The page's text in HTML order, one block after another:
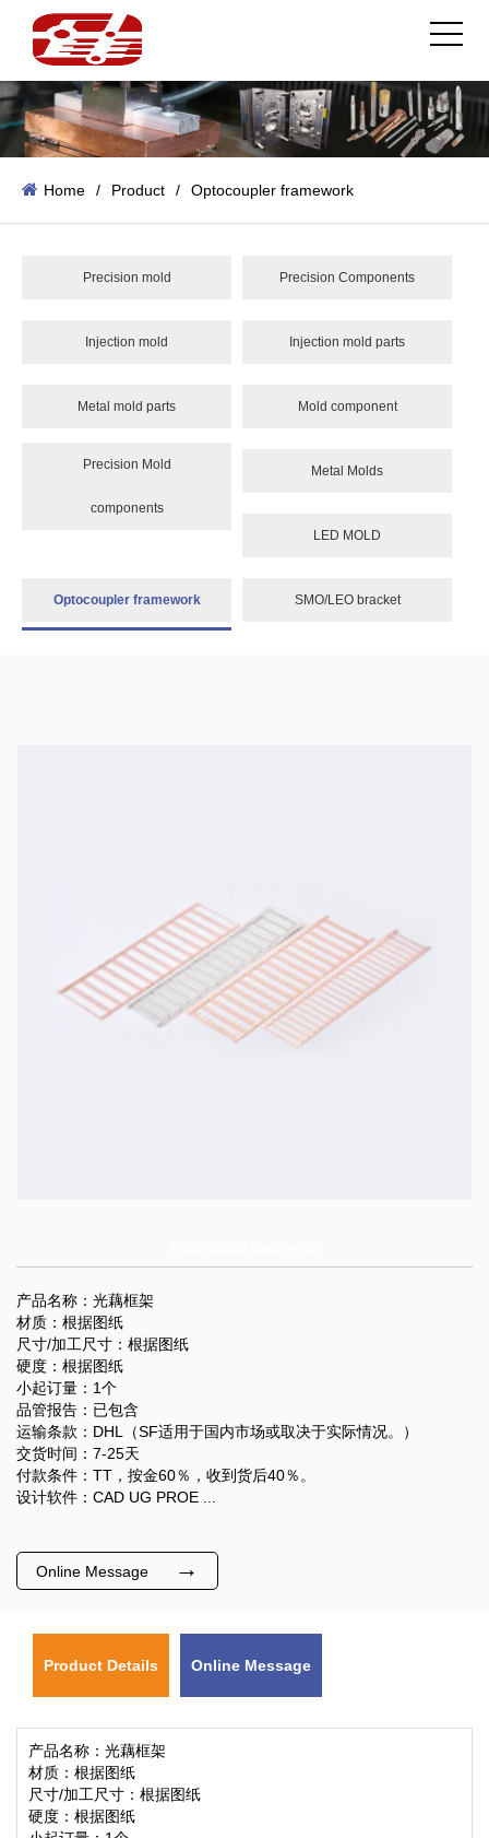
Home / Product / Optocoupler framework
Precision mold Precision Components
Injection mold Injection mold parts
Metal mold parts Mold component
Precision Mold
components
Metal Molds
LED MOLD
Optocoupler framework SMO/LEO bracket
产品名称：光藕框架
材质：根据图纸
尺寸/加工尺寸：根据图纸
硬度：根据图纸
小起订量：1个
品管报告：已包含
运输条款：DHL（SF适用于国内市场或取决于实际情况。）
交货时间：7-25天
付款条件：TT，按金60％，收到货后40％。
设计软件：CAD UG PROE ...
Online Message →
Product Details Online Message
产品名称：光藕框架
材质：根据图纸
尺寸/加工尺寸：根据图纸
硬度：根据图纸